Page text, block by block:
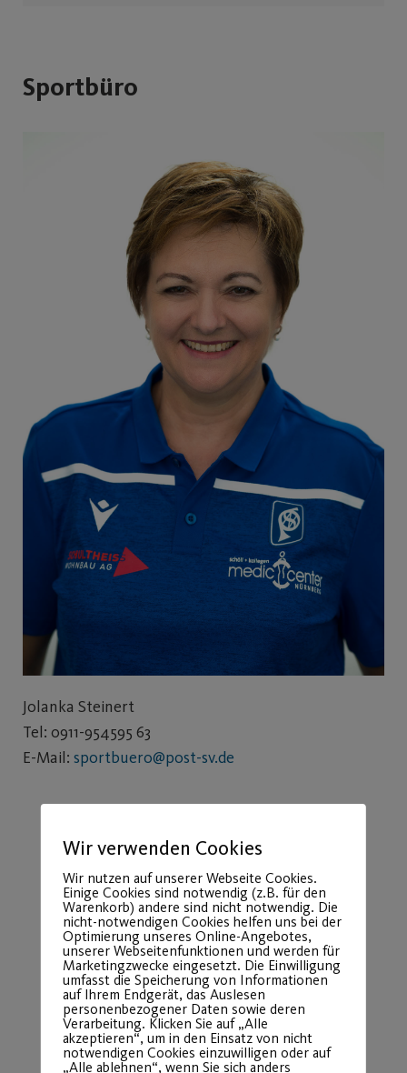
Sportbüro
Jolanka Steinert
Tel: 0911-954595 63
E-Mail: sportbuero@post-sv.de
Wir verwenden Cookies
Wir nutzen auf unserer Webseite Cookies.
Einige Cookies sind notwendig (z.B. für den
Warenkorb) andere sind nicht notwendig. Die
nicht-notwendigen Cookies helfen uns bei der
Optimierung unseres Online-Angebotes,
unserer Webseitenfunktionen und werden für
Marketingzwecke eingesetzt. Die Einwilligung
umfasst die Speicherung von Informationen
auf Ihrem Endgerät, das Auslesen
personenbezogener Daten sowie deren
Verarbeitung. Klicken Sie auf „Alle
akzeptieren“, um in den Einsatz von nicht
notwendigen Cookies einzuwilligen oder auf
„Alle ablehnen“, wenn Sie sich anders